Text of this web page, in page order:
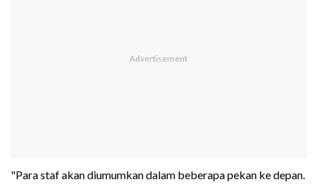
"Para staf akan diumumkan dalam beberapa pekan ke depan.